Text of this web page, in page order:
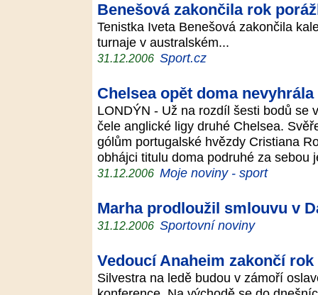
Benešová zakončila rok
Tenistka Iveta Benešová zakončila
turnaje v australském...
31.12.2006 Sport.cz
Chelsea opět doma nevyhrála
LONDÝN - Už na rozdíl šesti bodů se
čele anglické ligy druhé Chelsea.
gólům portugalské hvězdy Cristiana
obhájci titulu doma podruhé za sebou
31.12.2006 Moje noviny - sport
Marha prodloužil smlouvu v
31.12.2006 Sportovní noviny
Vedoucí Anaheim zakončí
Silvestra na ledě budou v zámoří